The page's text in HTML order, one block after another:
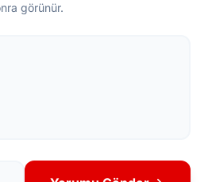
görünür.